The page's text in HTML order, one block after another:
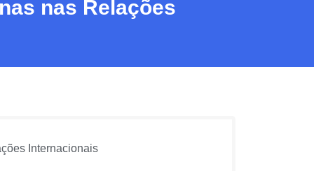
nas Relações
Internacionais